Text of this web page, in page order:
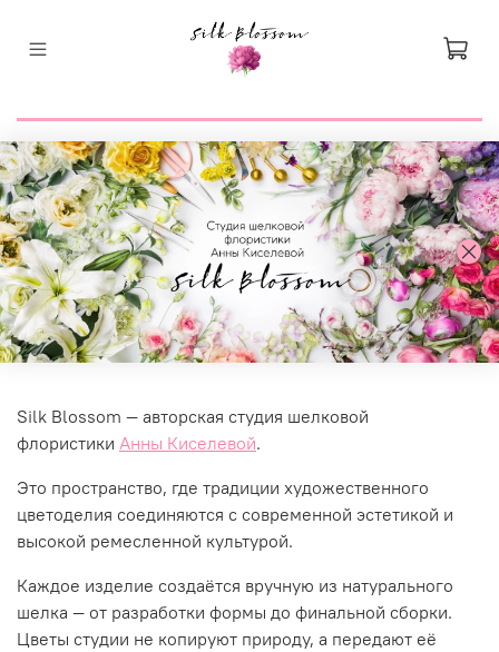
Silk Blossom — авторская студия шелковой
флористики Анны Киселевой.
Это пространство, где традиции художественного
цветоделия соединяются с современной эстетикой и
высокой ремесленной культурой.
Каждое изделие создаётся вручную из натурального
шелка — от разработки формы до финальной сборки.
Цветы студии не копируют природу, а передают её